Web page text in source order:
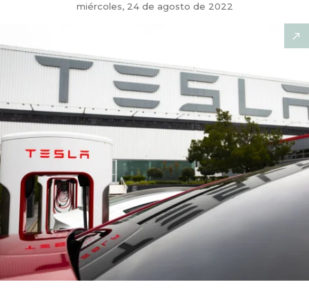
miércoles, 24 de agosto de 2022